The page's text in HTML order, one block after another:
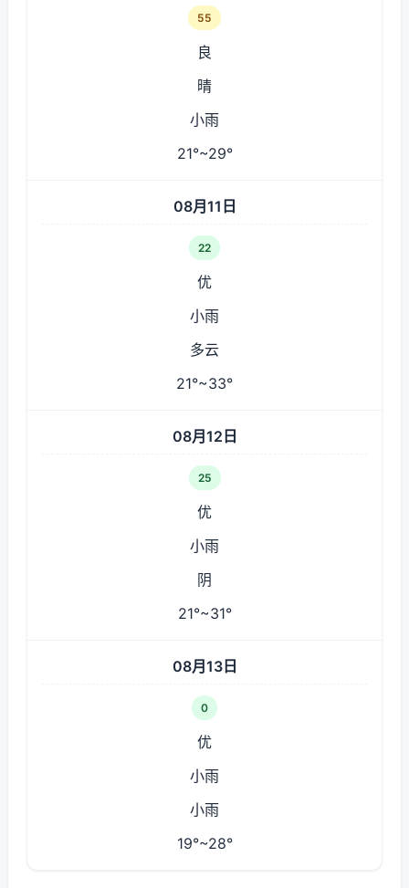
55
良
晴
小雨
21°~29°
08月11日
22
优
小雨
多云
21°~33°
08月12日
25
优
小雨
阴
21°~31°
08月13日
0
优
小雨
小雨
19°~28°